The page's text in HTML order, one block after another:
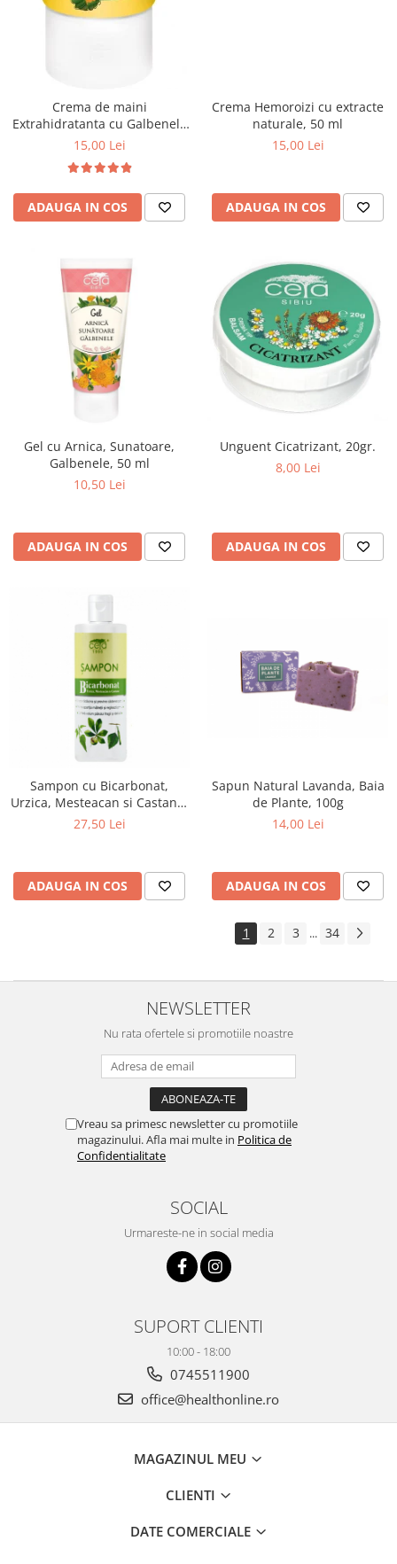
Crema de maini
Extrahidratanta cu Galbenele
si Fosfolipide, 50ml
15,00 Lei
ADAUGA IN COS
Crema Hemoroizi cu extracte
naturale, 50 ml
15,00 Lei
ADAUGA IN COS
Gel cu Arnica, Sunatoare,
Galbenele, 50 ml
10,50 Lei
ADAUGA IN COS
Unguent Cicatrizant, 20gr.
8,00 Lei
ADAUGA IN COS
Sampon cu Bicarbonat,
Urzica, Mesteacan si Castane,
200ml
27,50 Lei
ADAUGA IN COS
Sapun Natural Lavanda, Baia
de Plante, 100g
14,00 Lei
ADAUGA IN COS
1 2 3 ... 34
NEWSLETTER
Nu rata ofertele si promotiile noastre
Vreau sa primesc newsletter cu promotiile
magazinului. Afla mai multe in Politica de
Confidentialitate
SOCIAL
Urmareste-ne in social media
SUPORT CLIENTI
10:00 - 18:00
0745511900
office@healthonline.ro
MAGAZINUL MEU
CLIENTI
DATE COMERCIALE